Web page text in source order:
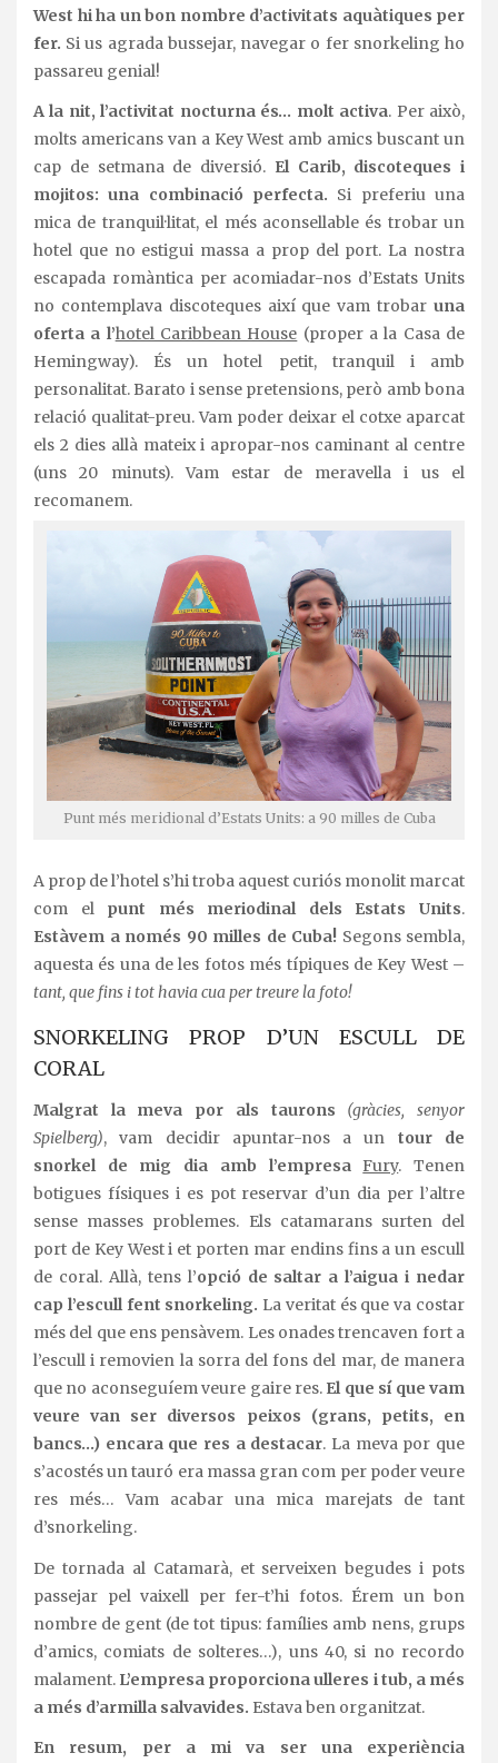
West hi ha un bon nombre d’activitats aquàtiques per
fer. Si us agrada bussejar, navegar o fer snorkeling ho
passareu genial!
A la nit, l’activitat nocturna és… molt activa. Per això,
molts americans van a Key West amb amics buscant un
cap de setmana de diversió. El Carib, discoteques i
mojitos: una combinació perfecta. Si preferiu una
mica de tranquil·litat, el més aconsellable és trobar un
hotel que no estigui massa a prop del port. La nostra
escapada romàntica per acomiadar-nos d’Estats Units
no contemplava discoteques així que vam trobar una
oferta a l’hotel Caribbean House (proper a la Casa de
Hemingway). És un hotel petit, tranquil i amb
personalitat. Barato i sense pretensions, però amb bona
relació qualitat-preu. Vam poder deixar el cotxe aparcat
els 2 dies allà mateix i apropar-nos caminant al centre
(uns 20 minuts). Vam estar de meravella i us el
recomanem.
Punt més meridional d’Estats Units: a 90 milles de Cuba
A prop de l’hotel s’hi troba aquest curiós monolit marcat
com el punt més meriodinal dels Estats Units.
Estàvem a només 90 milles de Cuba! Segons sembla,
aquesta és una de les fotos més típiques de Key West –
tant, que fins i tot havia cua per treure la foto!
SNORKELING PROP D’UN ESCULL DE
CORAL
Malgrat la meva por als taurons (gràcies, senyor
Spielberg), vam decidir apuntar-nos a un tour de
snorkel de mig dia amb l’empresaFury. Tenen
botigues físiques i es pot reservar d’un dia per l’altre
sense masses problemes. Els catamarans surten del
port de Key West i et porten mar endins fins a un escull
de coral. Allà, tens l’opció de saltar a l’aigua i nedar
cap l’escull fent snorkeling. La veritat és que va costar
més del que ens pensàvem. Les onades trencaven fort a
l’escull i removien la sorra del fons del mar, de manera
que no aconseguíem veure gaire res. El que sí que vam
veure van ser diversos peixos (grans, petits, en
bancs…) encara que res a destacar. La meva por que
s’acostés un tauró era massa gran com per poder veure
res més… Vam acabar una mica marejats de tant
d’snorkeling.
De tornada al Catamarà, et serveixen begudes i pots
passejar pel vaixell per fer-t’hi fotos. Érem un bon
nombre de gent (de tot tipus: famílies amb nens, grups
d’amics, comiats de solteres…), uns 40, si no recordo
malament. L’empresa proporciona ulleres i tub, a més
a més d’armilla salvavides. Estava ben organitzat.
En resum, per a mi va ser una experiència